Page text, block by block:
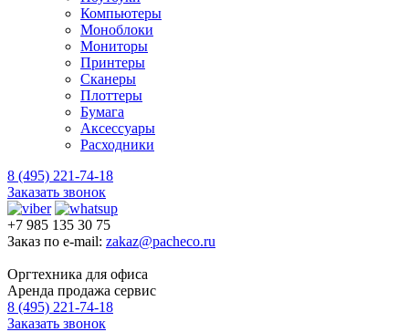
Компьютеры
Моноблоки
Мониторы
Принтеры
Сканеры
Плоттеры
Бумага
Аксессуары
Расходники
8 (495) 221-74-18
Заказать звонок
+7 985 135 30 75
Заказ по e-mail: zakaz@pacheco.ru
Оргтехника для офиса
Аренда продажа сервис
8 (495) 221-74-18
Заказать звонок